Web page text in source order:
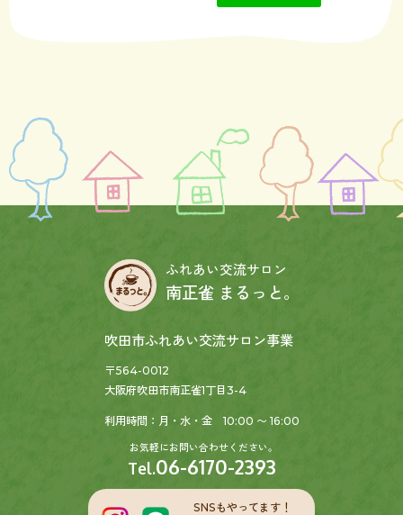
ふれあい交流サロン
南正雀 まるっと。
吹田市ふれあい交流サロン事業
〒564-0012
大阪府吹田市南正雀1丁目3-4
利用時間：月・水・金 10:00 〜 16:00
お気軽にお問い合わせください。
Tel.06-6170-2393
SNSもやってます！